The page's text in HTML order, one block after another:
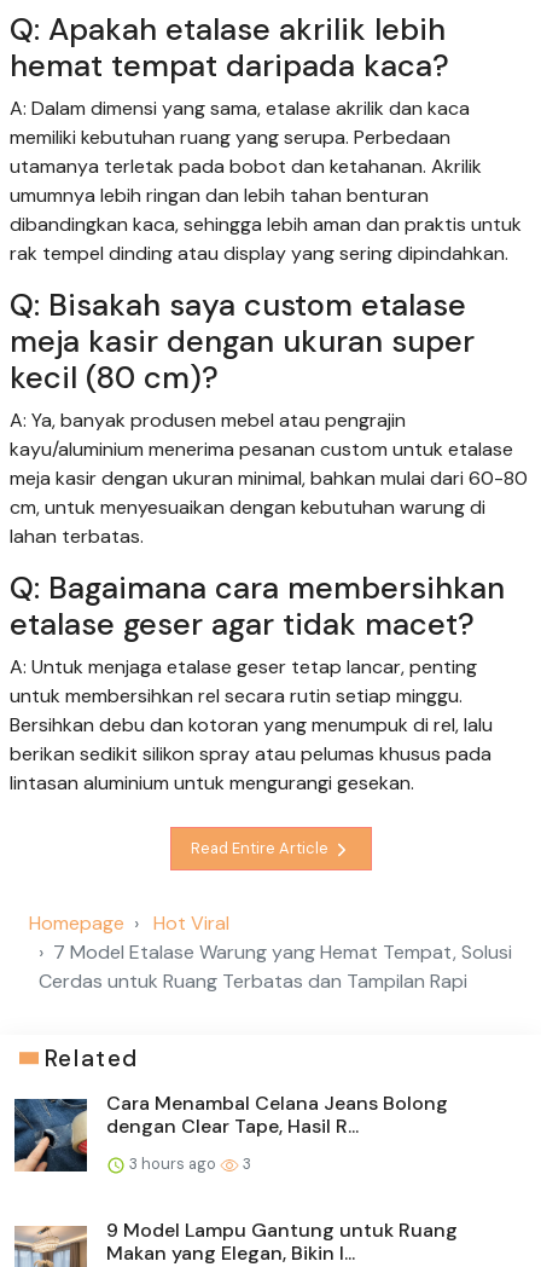
Q: Apakah etalase akrilik lebih
hemat tempat daripada kaca?
A: Dalam dimensi yang sama, etalase akrilik dan kaca
memiliki kebutuhan ruang yang serupa. Perbedaan
utamanya terletak pada bobot dan ketahanan. Akrilik
umumnya lebih ringan dan lebih tahan benturan
dibandingkan kaca, sehingga lebih aman dan praktis untuk
rak tempel dinding atau display yang sering dipindahkan.
Q: Bisakah saya custom etalase
meja kasir dengan ukuran super
kecil (80 cm)?
A: Ya, banyak produsen mebel atau pengrajin
kayu/aluminium menerima pesanan custom untuk etalase
meja kasir dengan ukuran minimal, bahkan mulai dari 60-80
cm, untuk menyesuaikan dengan kebutuhan warung di
lahan terbatas.
Q: Bagaimana cara membersihkan
etalase geser agar tidak macet?
A: Untuk menjaga etalase geser tetap lancar, penting
untuk membersihkan rel secara rutin setiap minggu.
Bersihkan debu dan kotoran yang menumpuk di rel, lalu
berikan sedikit silikon spray atau pelumas khusus pada
lintasan aluminium untuk mengurangi gesekan.
Read Entire Article
Homepage
Hot Viral
7 Model Etalase Warung yang Hemat Tempat, Solusi
Cerdas untuk Ruang Terbatas dan Tampilan Rapi
Related
Cara Menambal Celana Jeans Bolong
dengan Clear Tape, Hasil R...
3 hours ago 3
9 Model Lampu Gantung untuk Ruang
Makan yang Elegan, Bikin I...